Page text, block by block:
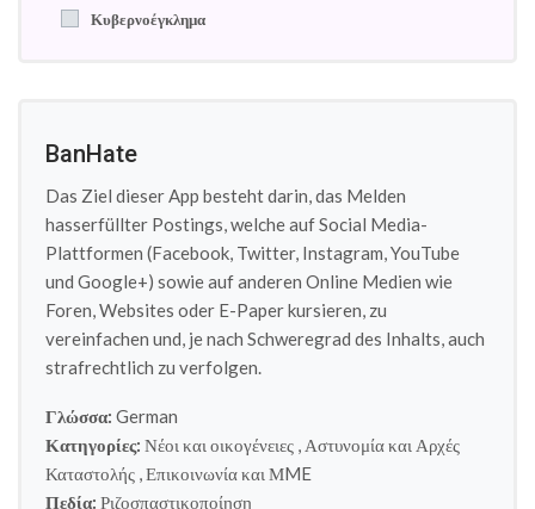
Κυβερνοέγκλημα
BanHate
Das Ziel dieser App besteht darin, das Melden
hasserfüllter Postings, welche auf Social Media-
Plattformen (Facebook, Twitter, Instagram, YouTube
und Google+) sowie auf anderen Online Medien wie
Foren, Websites oder E-Paper kursieren, zu
vereinfachen und, je nach Schweregrad des Inhalts, auch
strafrechtlich zu verfolgen.
Γλώσσα: German
Κατηγορίες: Νέοι και οικογένειες , Αστυνομία και Αρχές
Καταστολής ,Επικοινωνία και ΜME
Πεδία: Ριζοσπαστικοποίηση